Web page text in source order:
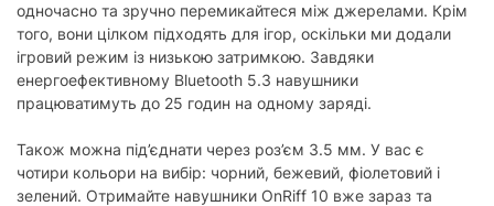
Живлення
Живлення:
акумулятор
Час роботи розмова/очікування:
25 год
Мікрофон
Наявність мікрофону:
з мікрофоном
одночасно та зручно перемикайтеся між джерелами. Крім
того, вони цілком підходять для ігор, оскільки ми додали
ігровий режим із низькою затримкою. Завдяки
енергоефективному Bluetooth 5.3 навушники
працюватимуть до 25 годин на одному заряді.
Також можна під’єднати через роз’єм 3.5 мм. У вас є
чотири кольори на вибір: чорний, бежевий, фіолетовий і
зелений. Отримайте навушники OnRiff 10 вже зараз та